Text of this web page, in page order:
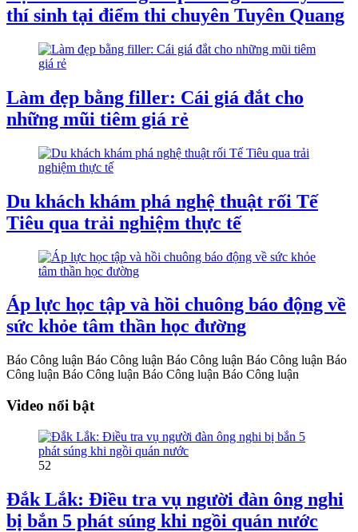
thí sinh tại điểm thi chuyên Tuyên Quang
Làm đẹp bằng filler: Cái giá đắt cho
những mũi tiêm giá rẻ
Du khách khám phá nghệ thuật rối Tế
Tiêu qua trải nghiệm thực tế
Áp lực học tập và hồi chuông báo động về
sức khỏe tâm thần học đường
Báo Công luận Báo Công luận Báo Công luận Báo Công luận Báo
Công luận Báo Công luận Báo Công luận Báo Công luận
Video nổi bật
52
Đắk Lắk: Điều tra vụ người đàn ông nghi
bị bắn 5 phát súng khi ngồi quán nước